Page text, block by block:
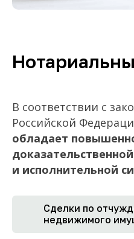
В соответствии с
Российской
обладает
доказательственной
и исполнительной
Сделки по
недвижимого